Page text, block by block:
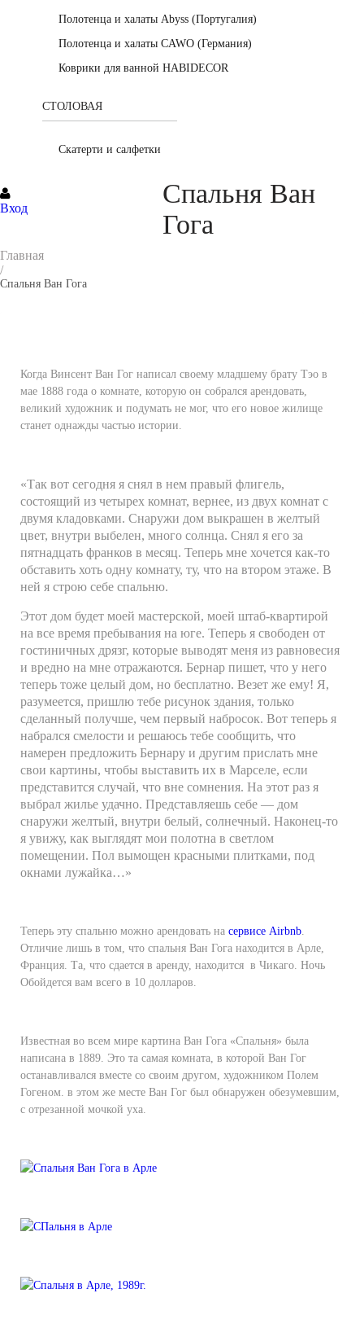
Полотенца и халаты Abyss (Португалия)
Полотенца и халаты CAWO (Германия)
Коврики для ванной HABIDECOR
СТОЛОВАЯ
Скатерти и салфетки
Вход
Спальня Ван
Гога
Главная
/
Спальня Ван Гога
Когда Винсент Ван Гог написал своему младшему брату Тэо в
мае 1888 года о комнате, которую он собрался арендовать,
великий художник и подумать не мог, что его новое жилище
станет однажды частью истории.
«Так вот сегодня я снял в нем правый флигель,
состоящий из четырех комнат, вернее, из двух комнат с
двумя кладовками. Снаружи дом выкрашен в желтый
цвет, внутри выбелен, много солнца. Снял я его за
пятнадцать франков в месяц. Теперь мне хочется как-то
обставить хоть одну комнату, ту, что на втором этаже. В
ней я строю себе спальню.
Этот дом будет моей мастерской, моей штаб-квартирой
на все время пребывания на юге. Теперь я свободен от
гостиничных дрязг, которые выводят меня из равновесия
и вредно на мне отражаются. Бернар пишет, что у него
теперь тоже целый дом, но бесплатно. Везет же ему! Я,
разумеется, пришлю тебе рисунок здания, только
сделанный получше, чем первый набросок. Вот теперь я
набрался смелости и решаюсь тебе сообщить, что
намерен предложить Бернару и другим прислать мне
свои картины, чтобы выставить их в Марселе, если
представится случай, что вне сомнения. На этот раз я
выбрал жилье удачно. Представляешь себе — дом
снаружи желтый, внутри белый, солнечный. Наконец-то
я увижу, как выглядят мои полотна в светлом
помещении. Пол вымощен красными плитками, под
окнами лужайка…»
Теперь эту спальню можно арендовать на сервисе Airbnb.
Отличие лишь в том, что спальня Ван Гога находится в Арле,
Франция. Та, что сдается в аренду, находится в Чикаго. Ночь
Обойдется вам всего в 10 долларов.
Известная во всем мире картина Ван Гога «Спальня» была
написана в 1889. Это та самая комната, в которой Ван Гог
останавливался вместе со своим другом, художником Полем
Гогеном. в этом же месте Ван Гог был обнаружен обезумевшим,
с отрезанной мочкой уха.